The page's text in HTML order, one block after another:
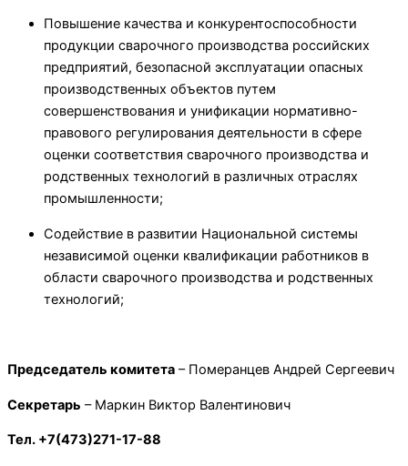
Повышение качества и конкурентоспособности
продукции сварочного производства российских
предприятий, безопасной эксплуатации опасных
производственных объектов путем
совершенствования и унификации нормативно-
правового регулирования деятельности в сфере
оценки соответствия сварочного производства и
родственных технологий в различных отраслях
промышленности;
Содействие в развитии Национальной системы
независимой оценки квалификации работников в
области сварочного производства и родственных
технологий;
Председатель комитета – Померанцев Андрей Сергеевич
Секретарь – Маркин Виктор Валентинович
Тел. +7(473)271-17-88